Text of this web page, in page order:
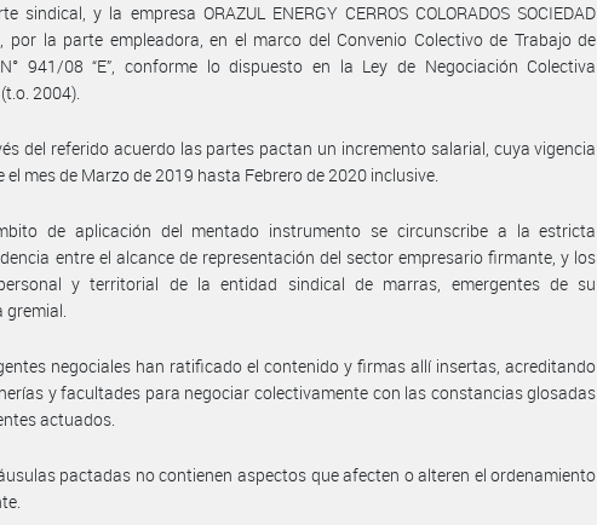
sindical, y la empresa ORAZUL ENERGY CERROS COLORADOS SOCIEDAD
por la parte empleadora, en el marco del Convenio Colectivo de Trabajo de
941/08 “E”, conforme lo dispuesto en la Ley de Negociación Colectiva
2004).
del referido acuerdo las partes pactan un incremento salarial, cuya vigencia
el mes de Marzo de 2019 hasta Febrero de 2020 inclusive.
de aplicación del mentado instrumento se circunscribe a la estricta
entre el alcance de representación del sector empresario firmante, y los
y territorial de la entidad sindical de marras, emergentes de su
gremial.
negociales han ratificado el contenido y firmas allí insertas, acreditando
y facultades para negociar colectivamente con las constancias glosadas
actuados.
pactadas no contienen aspectos que afecten o alteren el ordenamiento